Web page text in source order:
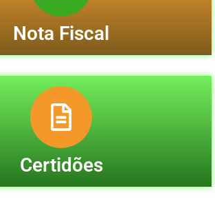
Nota Fiscal
Certidões